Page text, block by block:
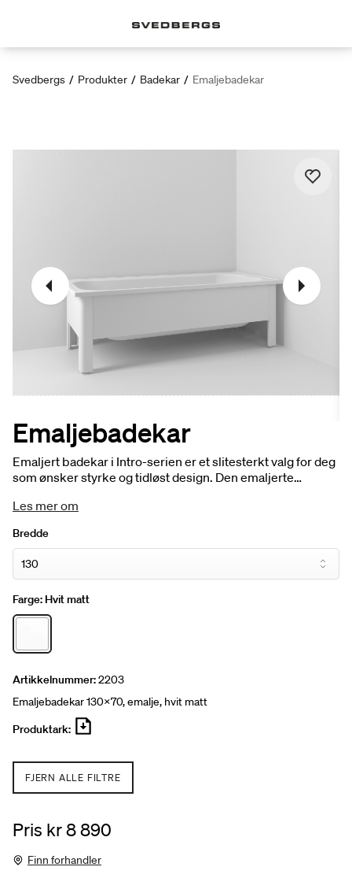
Svedbergs / Produkter / Badekar / Emaljebadekar
Emaljebadekar
Emaljert badekar i Intro-serien er et slitesterkt valg for deg
som ønsker styrke og tidløst design. Den emaljerte
formpresset metall – en del av vår robuste Intro-serie i
Les mer om
Bredde
Farge: Hvit matt
Artikkelnummer:2203
Emaljebadekar 130x70, emalje, hvit matt
Produktark:
FJERN ALLE FILTRE
Pris kr 8 890
Finn forhandler